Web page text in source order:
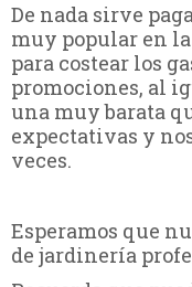
De nada sirve
muy popular en
para costear los
promociones, al
una muy barata
expectativas y
veces.
Esperamos que
de jardinería